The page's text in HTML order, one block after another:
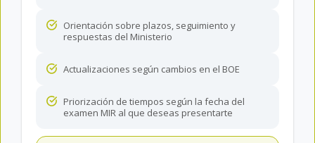
Orientación sobre plazos, seguimiento y
respuestas del Ministerio
Actualizaciones según cambios en el BOE
Priorización de tiempos según la fecha del
examen MIR al que deseas presentarte